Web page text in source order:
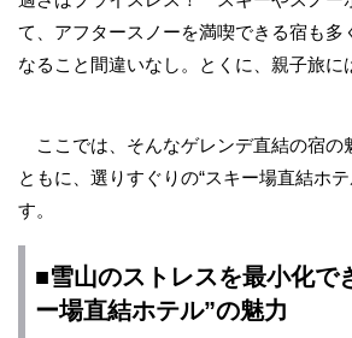
て、アフタースノーを満喫できる宿も多
なること間違いなし。とくに、親子旅に
ここでは、そんなゲレンデ直結の宿の
ともに、選りすぐりの“スキー場直結ホ
す。
■雪山のストレスを最小化で
ー場直結ホテル”の魅力